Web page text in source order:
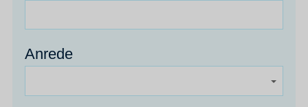
Anrede